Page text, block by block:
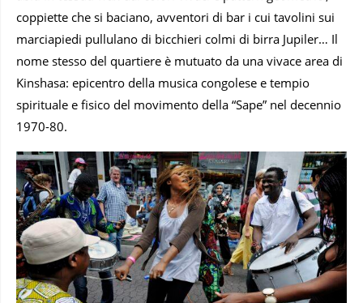
coppiette che si baciano, avventori di bar i cui tavolini sui
marciapiedi pullulano di bicchieri colmi di birra Jupiler… Il
nome stesso del quartiere è mutuato da una vivace area di
Kinshasa: epicentro della musica congolese e tempio
spirituale e fisico del movimento della “Sape” nel decennio
1970-80.